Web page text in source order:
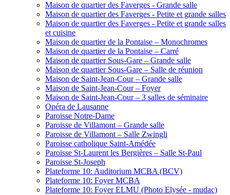
Maison de quartier des Faverges - Grande salle
Maison de quartier des Faverges - Petite et grande salles
Maison de quartier des Faverges - Petite et grande salles
et cuisine
Maison de quartier de la Pontaise – Monochromes
Maison de quartier de la Pontaise – Carré
Maison de quartier Sous-Gare – Grande salle
Maison de quartier Sous-Gare – Salle de réunion
Maison de Saint-Jean-Cour – Grande salle
Maison de Saint-Jean-Cour – Foyer
Maison de Saint-Jean-Cour – 3 salles de séminaire
Opéra de Lausanne
Paroisse Notre-Dame
Paroisse de Villamont – Grande salle
Paroisse de Villamont – Salle Zwingli
Paroisse catholique Saint-Amédée
Paroisse St-Laurent les Bergières – Salle St-Paul
Paroisse St-Joseph
Plateforme 10: Auditorium MCBA (BCV)
Plateforme 10: Foyer MCBA
Plateforme 10: Foyer ELMU (Photo Elysée - mudac)